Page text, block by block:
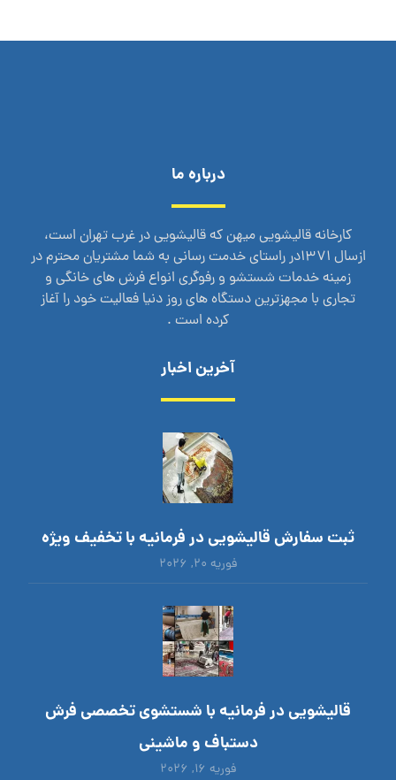
درباره ما
کارخانه قالیشویی میهن که قالیشویی در غرب تهران است،
ازسال 1371در راستای خدمت رسانی به شما مشتریان محترم در
زمینه خدمات شستشو و رفوگری انواع فرش های خانگی و
تجاری با مجهزترین دستگاه های روز دنیا فعالیت خود را آغاز
کرده است .
آخرین اخبار
ثبت سفارش قالیشویی در فرمانیه با تخفیف ویژه
فوریه ۲۰, ۲۰۲۶
قالیشویی در فرمانیه با شستشوی تخصصی فرش
دستباف و ماشینی
فوریه ۱۶, ۲۰۲۶